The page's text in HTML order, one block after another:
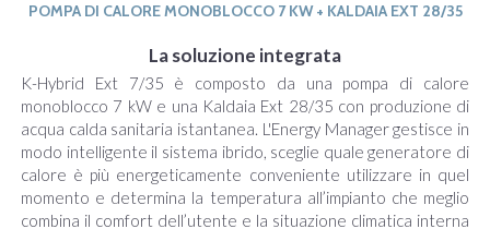
POMPA DI CALORE MONOBLOCCO 7 KW + KALDAIA EXT 28/35
La soluzione integrata
K-Hybrid Ext 7/35 è composto da una pompa di calore
monoblocco 7 kW e una Kaldaia Ext 28/35 con produzione di
acqua calda sanitaria istantanea. L'Energy Manager gestisce in
modo intelligente il sistema ibrido, sceglie quale generatore di
calore è più energeticamente conveniente utilizzare in quel
momento e determina la temperatura all’impianto che meglio
combina il comfort dell’utente e la situazione climatica interna